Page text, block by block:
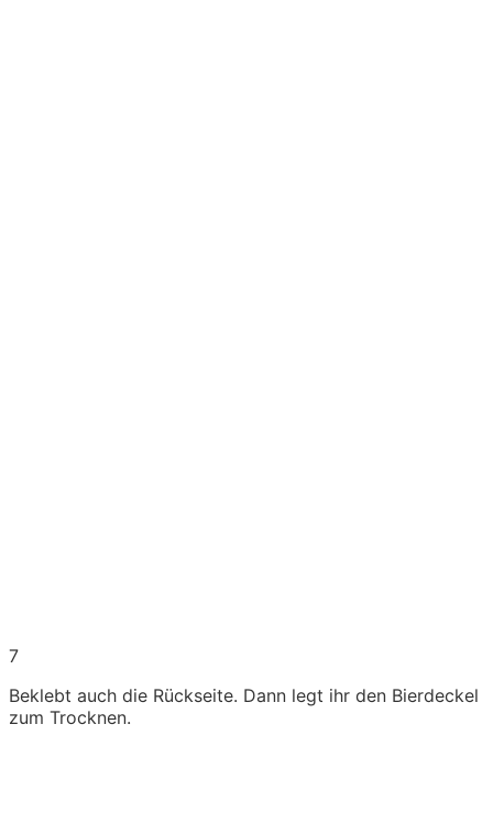
7
Beklebt auch die Rückseite. Dann legt ihr den Bierdeckel
zum Trocknen.